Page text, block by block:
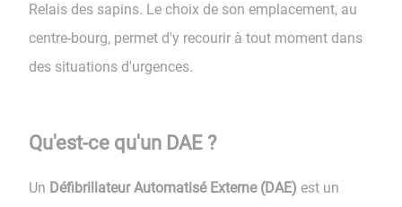
Relais des sapins. Le choix de son emplacement, au
centre-bourg, permet d'y recourir à tout moment dans
des situations d'urgences.
Qu'est-ce qu'un DAE ?
Un Défibrillateur Automatisé Externe (DAE) est un